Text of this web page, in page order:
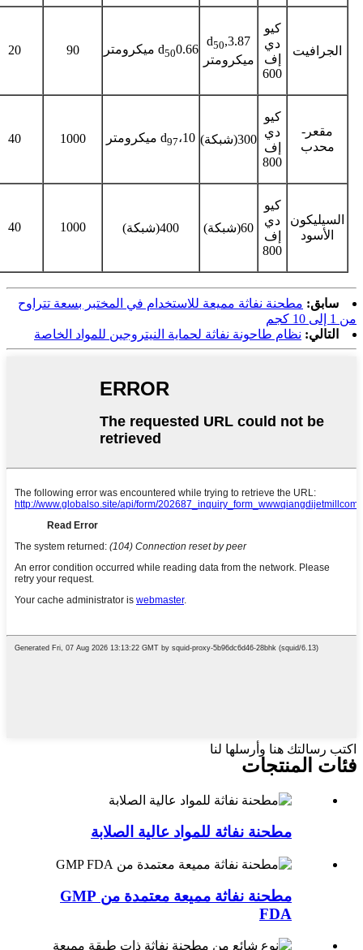
الجرافيت
كيو
دي
إف
600
d50,3.87
ميكرومتر
d500.66 ميكرومتر 90
20
مقعر-
محدب
كيو
دي
إف
800
300(شبكة) d97،10 ميكرومتر 1000
40
السيليكون
الأسود
كيو
دي
إف
800
60(شبكة) 400(شبكة) 1000
40
سابق: مطحنة نفاثة مميعة للاستخدام في المختبر بسعة تتراوح
من 1 إلى 10 كجم
التالي: نظام طاحونة نفاثة لحماية النيتروجين للمواد الخاصة
اكتب رسالتك هنا وأرسلها لنا
فئات المنتجات
مطحنة نفاثة للمواد عالية الصلابة
مطحنة نفاثة مميعة معتمدة من GMP
FDA